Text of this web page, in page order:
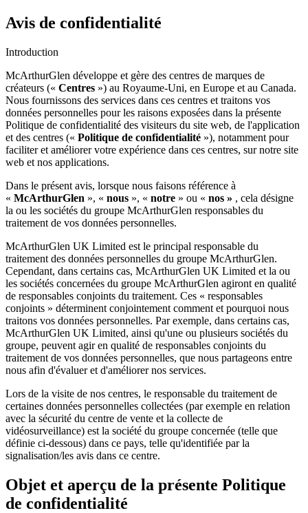
Avis de confidentialité
Introduction
McArthurGlen développe et gère des centres de marques de
créateurs (« Centres ») au Royaume-Uni, en Europe et au Canada.
Nous fournissons des services dans ces centres et traitons vos
données personnelles pour les raisons exposées dans la présente
Politique de confidentialité des visiteurs du site web, de l'application
et des centres (« Politique de confidentialité »), notamment pour
faciliter et améliorer votre expérience dans ces centres, sur notre site
web et nos applications.
Dans le présent avis, lorsque nous faisons référence à
« McArthurGlen », « nous », « notre » ou « nos » , cela désigne
la ou les sociétés du groupe McArthurGlen responsables du
traitement de vos données personnelles.
McArthurGlen UK Limited est le principal responsable du
traitement des données personnelles du groupe McArthurGlen.
Cependant, dans certains cas, McArthurGlen UK Limited et la ou
les sociétés concernées du groupe McArthurGlen agiront en qualité
de responsables conjoints du traitement. Ces « responsables
conjoints » déterminent conjointement comment et pourquoi nous
traitons vos données personnelles. Par exemple, dans certains cas,
McArthurGlen UK Limited, ainsi qu'une ou plusieurs sociétés du
groupe, peuvent agir en qualité de responsables conjoints du
traitement de vos données personnelles, que nous partageons entre
nous afin d'évaluer et d'améliorer nos services.
Lors de la visite de nos centres, le responsable du traitement de
certaines données personnelles collectées (par exemple en relation
avec la sécurité du centre de vente et la collecte de
vidéosurveillance) est la société du groupe concernée (telle que
définie ci-dessous) dans ce pays, telle qu'identifiée par la
signalisation/les avis dans ce centre.
Objet et aperçu de la présente Politique
de confidentialité